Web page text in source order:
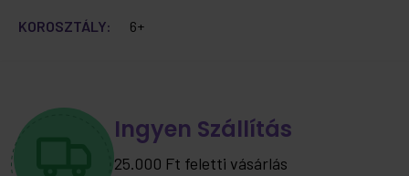
KOROSZTÁLY: 6+
Ingyen Szállítás
25.000 Ft feletti vásárlás